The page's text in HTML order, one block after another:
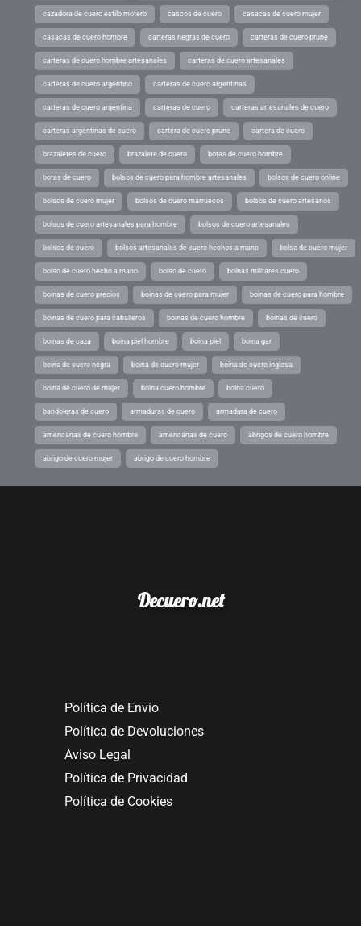
cazadora de cuero estilo motero cascos de cuero casacas de cuero mujer
casacas de cuero hombre carteras negras de cuero carteras de cuero prune
carteras de cuero hombre artesanales carteras de cuero artesanales
carteras de cuero argentino carteras de cuero argentinas
carteras de cuero argentina carteras de cuero carteras artesanales de cuero
carteras argentinas de cuero cartera de cuero prune cartera de cuero
brazaletes de cuero brazalete de cuero botas de cuero hombre
botas de cuero bolsos de cuero para hombre artesanales bolsos de cuero online
bolsos de cuero mujer bolsos de cuero marruecos bolsos de cuero artesanos
bolsos de cuero artesanales para hombre bolsos de cuero artesanales
bolsos de cuero bolsos artesanales de cuero hechos a mano bolso de cuero mujer
bolso de cuero hecho a mano bolso de cuero boinas militares cuero
boinas de cuero precios boinas de cuero para mujer boinas de cuero para hombre
boinas de cuero para caballeros boinas de cuero hombre boinas de cuero
boinas de caza boina piel hombre boina piel boina gar
boina de cuero negra boina de cuero mujer boina de cuero inglesa
boina de cuero de mujer boina cuero hombre boina cuero
bandoleras de cuero armaduras de cuero armadura de cuero
americanas de cuero hombre americanas de cuero abrigos de cuero hombre
abrigo de cuero mujer abrigo de cuero hombre
Decuero.net
Política de Envío
Política de Devoluciones
Aviso Legal
Política de Privacidad
Política de Cookies